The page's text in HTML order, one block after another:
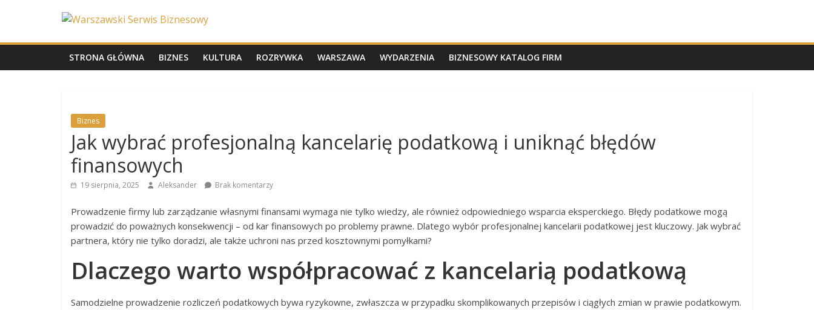
Warszawski
Serwis
Wydarzenia
życia
stolicy
STRONA GŁÓWNA BIZNES KULTURA ROZRYWKA WARSZAWA WYDARZENIA BIZNESOWY KATALOG FIRM
Biznes
Jak wybrać profesjonalną kancelarię podatkową i uniknąć błędów
finansowych
19 sierpnia, 2025 Aleksander Brak komentarzy
Prowadzenie firmy lub zarządzanie własnymi finansami wymaga nie tylko wiedzy, ale również odpowiedniego wsparcia eksperckiego. Błędy podatkowe mogą
prowadzić do poważnych konsekwencji – od kar finansowych po problemy prawne. Dlatego wybór profesjonalnej kancelarii podatkowej jest kluczowy. Jak wybrać
partnera, który nie tylko doradzi, ale także uchroni nas przed kosztownymi pomyłkami?
Dlaczego warto współpracować z kancelarią podatkową
Samodzielne prowadzenie rozliczeń podatkowych bywa ryzykowne, zwłaszcza w przypadku skomplikowanych przepisów i ciągłych zmian w prawie podatkowym.